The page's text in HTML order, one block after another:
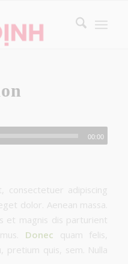
00:00
adipiscing
dolor. Aenean massa.
et magnis dis parturient
Donec quam felis,
pretium quis, sem. Nulla